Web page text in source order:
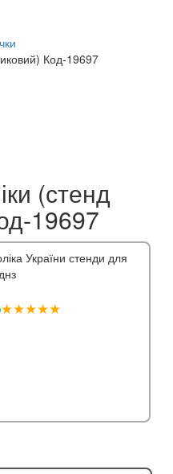
Код-19697
(стенд
19697
★★★★★